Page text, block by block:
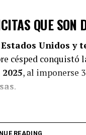
QUE SON
Unidos y
césped conquistó
, al imponerse
.
READING